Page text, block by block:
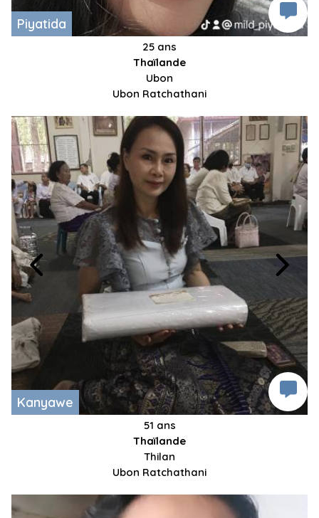
Piyatida
25 ans
Thaïlande
Ubon
Ubon Ratchathani
Kanyawe
51 ans
Thaïlande
Thilan
Ubon Ratchathani